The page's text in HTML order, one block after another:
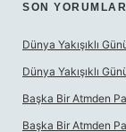
SON YORUMLAR
Dünya Yakışıklı
Dünya Yakışıklı
Başka Bir Atmden
Başka Bir Atmden